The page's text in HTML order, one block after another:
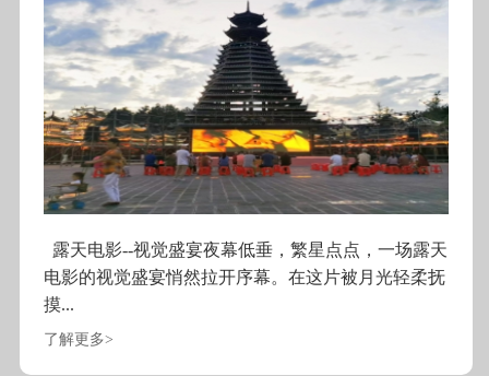
露天电影--视觉盛宴夜幕低垂，繁星点点，一场露天
电影的视觉盛宴悄然拉开序幕。在这片被月光轻柔抚
摸...
了解更多>